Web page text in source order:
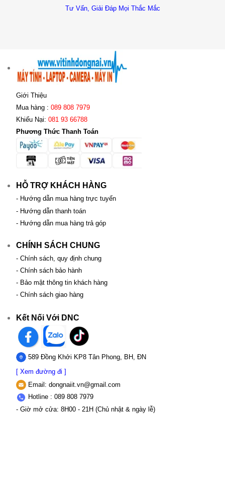
Tư Vấn, Giải Đáp Mọi Thắc Mắc
Giới Thiệu
Mua hàng : 089 808 7979
Khiếu Nại: 081 93 66788
Phương Thức Thanh Toán
HỖ TRỢ KHÁCH HÀNG
- Hướng dẫn mua hàng trực tuyến
- Hướng dẫn thanh toán
- Hướng dẫn mua hàng trả góp
CHÍNH SÁCH CHUNG
- Chính sách, quy định chung
- Chính sách bảo hành
- Bảo mật thông tin khách hàng
- Chính sách giao hàng
Kết Nối Với DNC
589 Đồng Khởi KP8 Tân Phong, BH, ĐN
[ Xem đường đi ]
Email: dongnaiit.vn@gmail.com
Hotline : 089 808 7979
- Giờ mở cửa: 8H00 - 21H (Chủ nhật & ngày lễ)